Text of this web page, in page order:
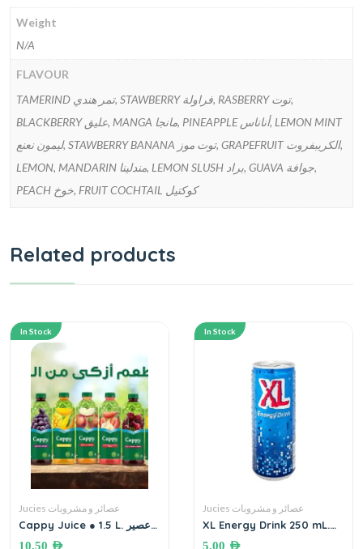
Weight
N/A
FLAVOUR
TAMERIND تمر هندي, STAWBERRY فراولة, RASBERRY توت,
BLACKBERRY عليق, MANGA مانجا, PINEAPPLE أناناس, LEMON MINT
ليمون نعنع, STAWBERRY BANANA توت موز, GRAPEFRUIT الكريبفروت,
LEMON, MANDARIN مندلينا, LEMON SLUSH براد, GUAVA جوافة,
PEACH خوخ, FRUIT COCHTAIL كوكتيل
Related products
In Stock
Jucies عصائر و مشروبات
Cappy Juice ● 1.5 L. عصير
10.50 AED
In Stock
Jucies عصائر و مشروبات
XL Energy Drink 250 mL.
5.00 AED